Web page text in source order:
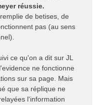
réussie.
de betises, de
pas (au sens
ce qu'on a dit sur JL
ne fonctionne
sur sa page. Mais
que sa réplique ne
l'information